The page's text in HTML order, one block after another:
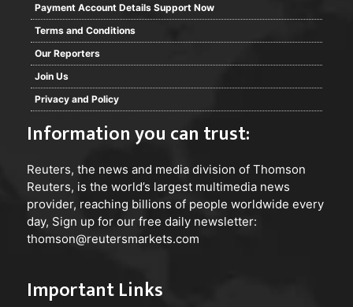
Payment Account Details Support Now
Terms and Conditions
Our Reporters
Join Us
Privacy and Policy
Information you can trust:
Reuters, the news and media division of Thomson
Reuters, is the world’s largest multimedia news
provider, reaching billions of people worldwide every
day, Sign up for our free daily newsletter:
thomson@reutersmarkets.com
Important Links